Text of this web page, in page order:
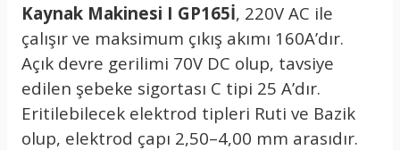
Kaynak Makinesi I GP165İ, 220V AC ile
çalışır ve maksimum çıkış akımı 160A’dır.
Açık devre gerilimi 70V DC olup, tavsiye
edilen şebeke sigortası C tipi 25 A’dır.
Eritilebilecek elektrod tipleri Ruti ve Bazik
olup, elektrod çapı 2,50–4,00 mm arasıdır.